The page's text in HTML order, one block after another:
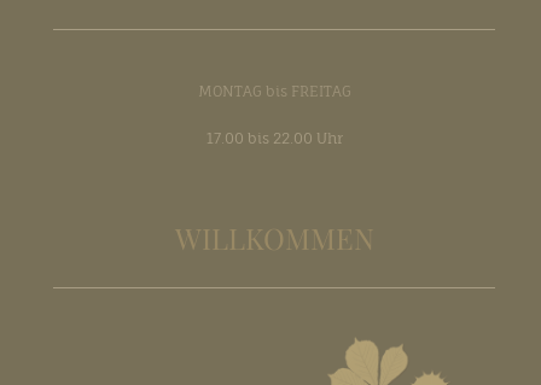
MONTAG bis FREITAG
17.00 bis 22.00 Uhr
WILLKOMMEN